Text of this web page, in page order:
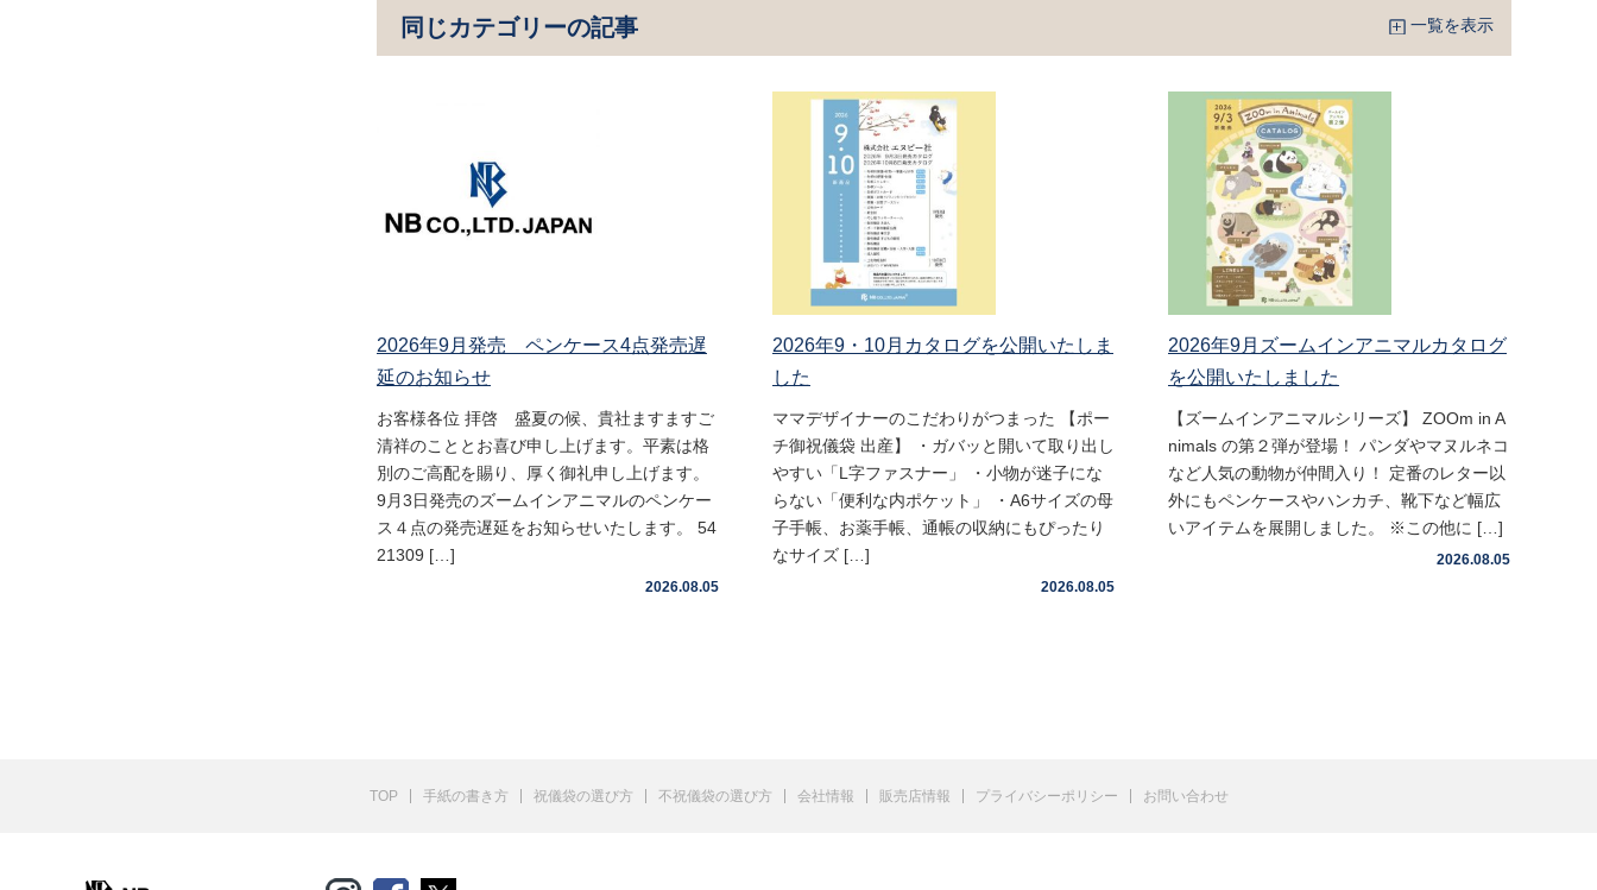
同じカテゴリーの記事 一覧を表示
2026年9月発売 ペンケース4点発売遅
延のお知らせ
お客様各位 拝啓 盛夏の候、貴社ますますご
清祥のこととお喜び申し上げます。平素は格
別のご高配を賜り、厚く御礼申し上げます。
9月3日発売のズームインアニマルのペンケー
ス４点の発売遅延をお知らせいたします。 54
21309 […]
2026.08.05
2026年9・10月カタログを公開いたしま
した
ママデザイナーのこだわりがつまった 【ポー
チ御祝儀袋 出産】 ・ガバッと開いて取り出し
やすい「L字ファスナー」 ・小物が迷子にな
らない「便利な内ポケット」 ・A6サイズの母
子手帳、お薬手帳、通帳の収納にもぴったり
なサイズ […]
2026.08.05
2026年9月ズームインアニマルカタログ
を公開いたしました
【ズームインアニマルシリーズ】 ZOOm in A
nimals の第２弾が登場！ パンダやマヌルネコ
など人気の動物が仲間入り！ 定番のレター以
外にもペンケースやハンカチ、靴下など幅広
いアイテムを展開しました。 ※この他に […]
2026.08.05
TOP 手紙の書き方 祝儀袋の選び方 不祝儀袋の選び方 会社情報 販売店情報 プライバシーポリシー お問い合わせ